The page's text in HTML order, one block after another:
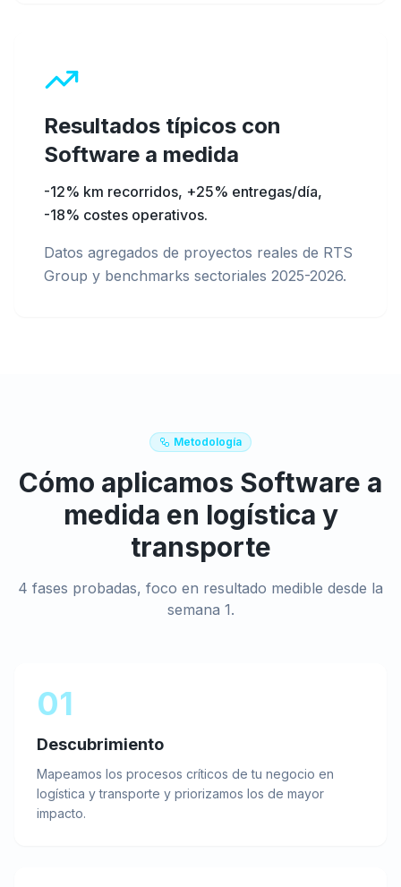
Resultados típicos con
Software a medida
-12% km recorridos, +25% entregas/día,
-18% costes operativos.
Datos agregados de proyectos reales de RTS
Group y benchmarks sectoriales 2025-2026.
Metodología
Cómo aplicamos Software a
medida en logística y
transporte
4 fases probadas, foco en resultado medible desde la
semana 1.
01
Descubrimiento
Mapeamos los procesos críticos de tu negocio en
logística y transporte y priorizamos los de mayor
impacto.